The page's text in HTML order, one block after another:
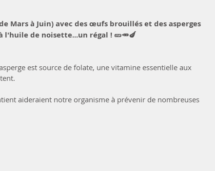
Mars à Juin) avec des œufs brouillés et des asperges
l'huile de noisette...un régal ! 🥒🥕🍆
est source de folate, une vitamine essentielle aux
aideraient notre organisme à prévenir de nombreuses